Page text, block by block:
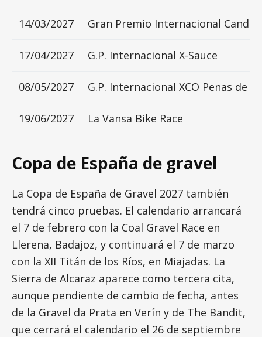
14/03/2027 Gran Premio Internacional
17/04/2027 G.P. Internacional X-Sauce
08/05/2027 G.P. Internacional XCO Penas de
19/06/2027 La Vansa Bike Race
Copa de España de gravel
La Copa de España de Gravel 2027 también
tendrá cinco pruebas. El calendario arrancará
el 7 de febrero con la Coal Gravel Race en
Llerena, Badajoz, y continuará el 7 de marzo
con la XII Titán de los Ríos, en Miajadas. La
Sierra de Alcaraz aparece como tercera cita,
aunque pendiente de cambio de fecha, antes
de la Gravel da Prata en Verín y de The Bandit,
que cerrará el calendario el 26 de septiembre